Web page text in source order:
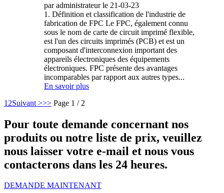
par administrateur le 21-03-23
1. Définition et classification de l'industrie de
fabrication de FPC Le FPC, également connu
sous le nom de carte de circuit imprimé flexible,
est l'un des circuits imprimés (PCB) et est un
composant d'interconnexion important des
appareils électroniques des équipements
électroniques. FPC présente des avantages
incomparables par rapport aux autres types...
En savoir plus
1 2Suivant >>> Page 1 / 2
Pour toute demande concernant nos
produits ou notre liste de prix, veuillez
nous laisser votre e-mail et nous vous
contacterons dans les 24 heures.
DEMANDE MAINTENANT